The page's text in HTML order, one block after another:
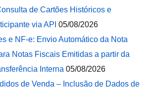
de Cartões Históricos e
via API 05/08/2026
e NF-e: Envio Automático da Nota
Notas Fiscais Emitidas a partir da
Interna 05/08/2026
de Venda – Inclusão de Dados de